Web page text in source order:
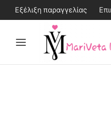
Εξέλιξη παραγγελίας